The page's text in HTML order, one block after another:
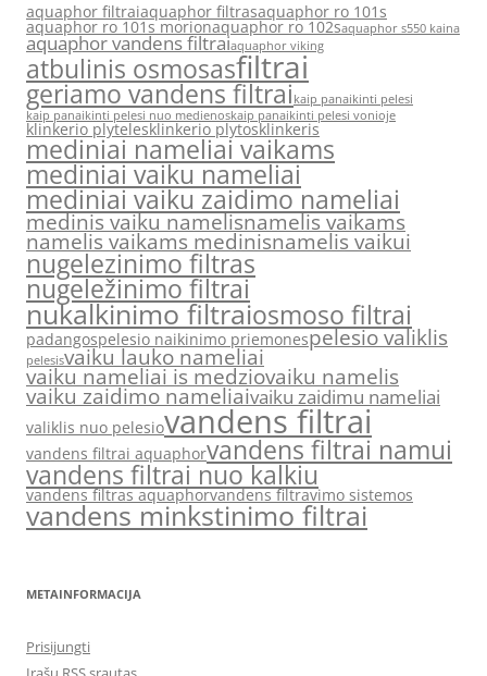
aquaphor filtraiaquaphor filtrasaquaphor ro 101s
aquaphor ro 101s morionaquaphor ro 102saquaphor s550 kaina
aquaphor vandens filtraiaquaphor viking
atbulinis osmosasfiltrai
geriamo vandens filtraikaip panaikinti pelesi
kaip panaikinti pelesi nuo medienoskaip panaikinti pelesi vonioje
klinkerio plytelesklinkerio plytosklinkeris
mediniai nameliai vaikams
mediniai vaiku nameliai
mediniai vaiku zaidimo nameliai
medinis vaiku namelisnamelis vaikams
namelis vaikams medinisnamelis vaikui
nugelezinimo filtras
nugeležinimo filtrai
nukalkinimo filtraiosmoso filtrai
padangospelesio naikinimo priemonespelesio valiklis
pelesisvaiku lauko nameliai
vaiku nameliai is medziovaiku namelis
vaiku zaidimo nameliaivaiku zaidimu nameliai
valiklis nuo pelesiovandens filtrai
vandens filtrai aquaphorvandens filtrai namui
vandens filtrai nuo kalkiu
vandens filtras aquaphorvandens filtravimo sistemos
vandens minkstinimo filtrai
METAINFORMACIJA
Prisijungti